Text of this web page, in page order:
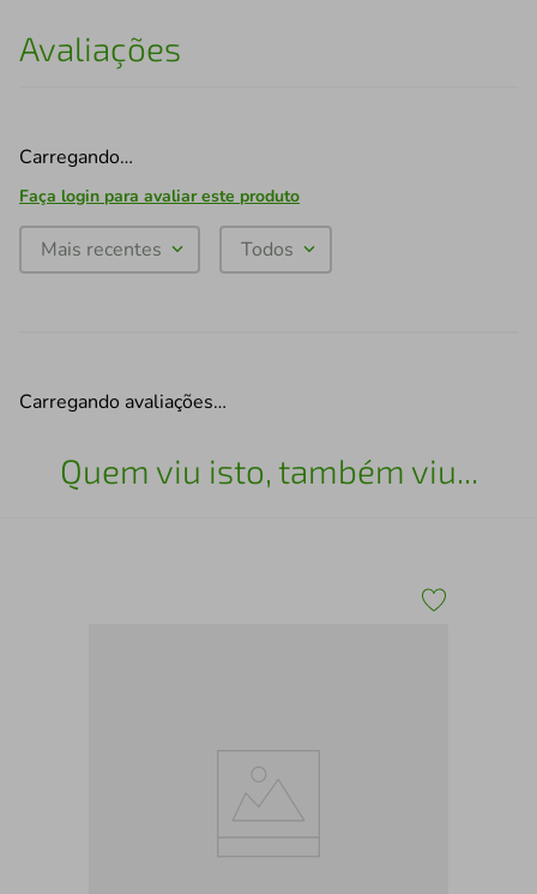
Avaliações
Carregando…
Faça login para avaliar este produto
Mais recentes Todos
Carregando avaliações…
Quem viu isto, também viu...